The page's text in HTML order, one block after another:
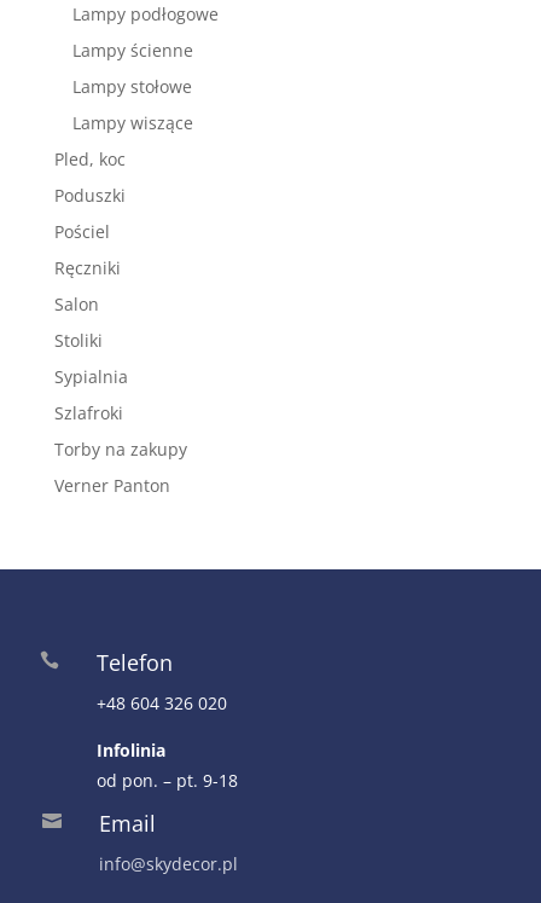
Lampy podłogowe
Lampy ścienne
Lampy stołowe
Lampy wiszące
Pled, koc
Poduszki
Pościel
Ręczniki
Salon
Stoliki
Sypialnia
Szlafroki
Torby na zakupy
Verner Panton
 Telefon
+48 604 326 020
Infolinia
od pon. – pt. 9-18
 Email
info@skydecor.pl